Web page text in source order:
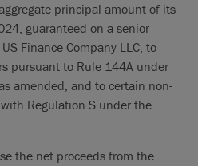
principal amount of its
guaranteed on a senior
Finance Company LLC, to
pursuant to Rule 144A under
amended, and to certain non-
Regulation S under the
the net proceeds from the